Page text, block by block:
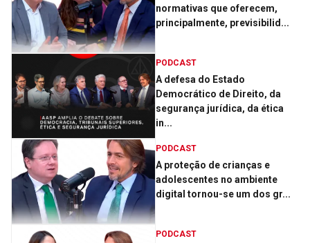
normativas que oferecem,
principalmente, previsibilid...
PODCAST
A defesa do Estado
Democrático de Direito, da
segurança jurídica, da ética
in...
PODCAST
A proteção de crianças e
adolescentes no ambiente
digital tornou-se um dos gr...
PODCAST